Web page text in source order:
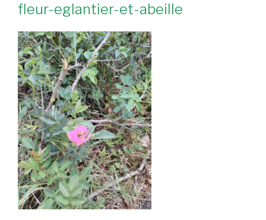
fleur-eglantier-et-abeille